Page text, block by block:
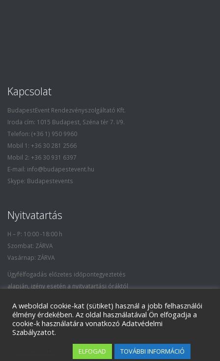
Kapcsolat
BudapestEvent Rendezvényszolgáltató Kft.
Iroda cím: 1015 Budapest, Széna tér 7. I/9.
Telefon: (+36 1) 950 9960
Mobil 1: +36 30 281 2566
Mobil 2: +36 30 931 6397
E-mail: info@budapestevent.hu
Skype: Budapestevents
Nyitvatartás
H – P: 10:00 -18:00 h
Szombat: ZÁRVA
Vasárnap: ZÁRVA
Ügyfélfogadás előzetes időpontegyeztetés
alapján, igény esetén a nyitvatartási óráktól
© Copyright 2018 BudapestEvent Kft. Minden jog fenntartva. / All Rights
A weboldal cookie-kat (sütiket) használ a jobb felhasználói
élmény érdekében. Az oldal használatával Ön elfogadja a
cookie-k használatára vonatkozó Adatvédelmi
Szabályzatot.
ELFOGAD TOVÁBBI INFORMÁCIÓ